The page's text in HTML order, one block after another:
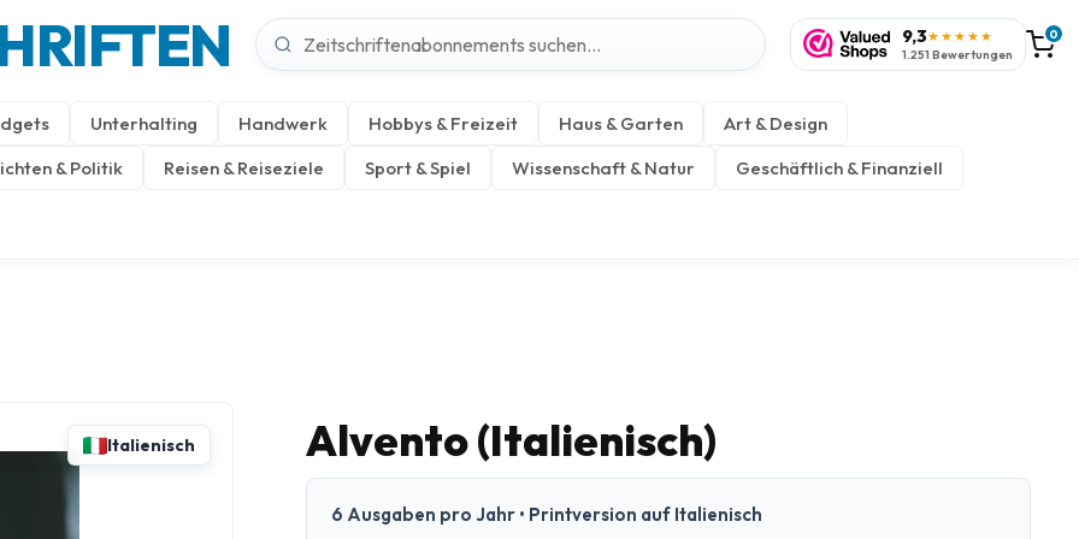
9,3★★★★★
1.251 Bewertungen
0
Unterhalting Handwerk Hobbys & Freizeit Haus & Garten
Art & Design
& Politik
Reisen & Reiseziele Sport & Spiel Wissenschaft & Natur Geschäftlich & Finanziell
Italienisch Alvento (Italienisch)
6 Ausgaben pro Jahr • Printversion auf Italienisch